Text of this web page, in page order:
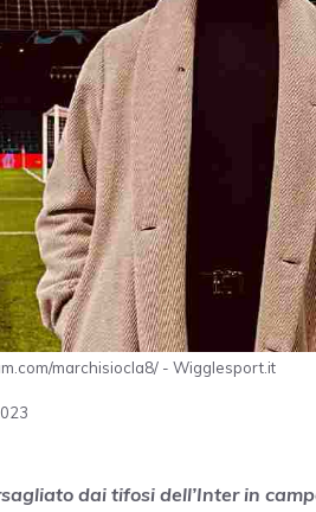
marchisiocla8/ - Wigglesport.it
dai tifosi dell’Inter in